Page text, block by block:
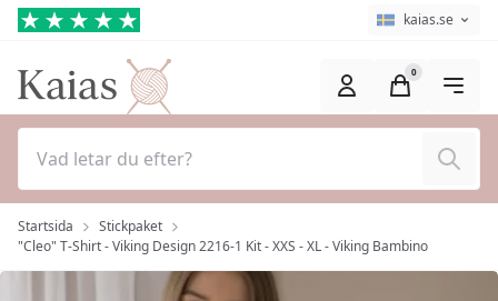
Hoppa till huvudinnehåll (Tryck på Enter) Språkväljare
Aktuellt språk
kaias.se
Sök
0
Startsida
Stickpaket
"Cleo" T-Shirt - Viking Design 2216-1 Kit - XXS - XL - Viking Bambino